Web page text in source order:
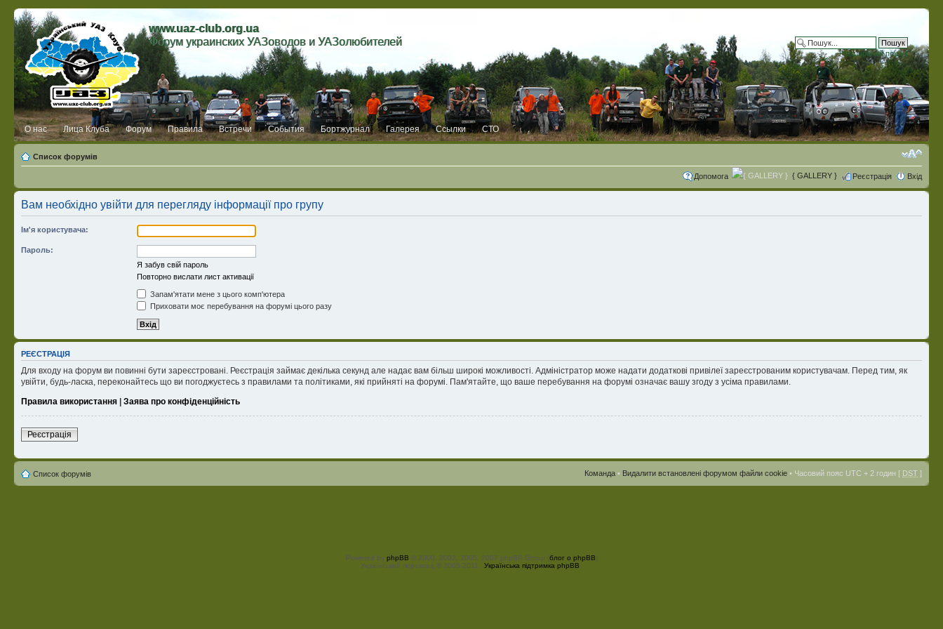
www.uaz-club.org.ua
Форум украинских УАЗоводов и УАЗолюбителей
Розширений пошук
О нас Лица Клуба Форум Правила Встречи События Бортжурнал Галерея Ссылки СТО
Список форумів
Допомога { GALLERY } Реєстрація Вхід
Вам необхідно увійти для перегляду інформації про групу
Ім'я користувача:
Пароль:
Я забув свій пароль
Повторно вислати лист активації
Запам'ятати мене з цього комп'ютера
Приховати моє перебування на форумі цього разу
РЕЄСТРАЦІЯ
Для входу на форум ви повинні бути зареєстровані. Реєстрація займає декілька секунд але надає вам більш широкі можливості. Адміністратор може надати додаткові привілеї зареєстрованим користувачам. Перед тим, як
увійти, будь-ласка, переконайтесь що ви погоджуєтесь з правилами та політиками, які прийняті на форумі. Пам'ятайте, що ваше перебування на форумі означає вашу згоду з усіма правилами.
Правила використання | Заява про конфіденційність
Реєстрація
Список форумів Команда • Видалити встановлені форумом файли cookie • Часовий пояс UTC + 2 годин [ DST ]
Powered by phpBB © 2000, 2002, 2005, 2007 phpBB Group (блог о phpBB)
Український переклад © 2005-2011
Українська підтримка phpBB